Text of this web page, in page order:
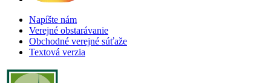
Napíšte nám
Verejné obstarávanie
Obchodné verejné súťaže
Textová verzia